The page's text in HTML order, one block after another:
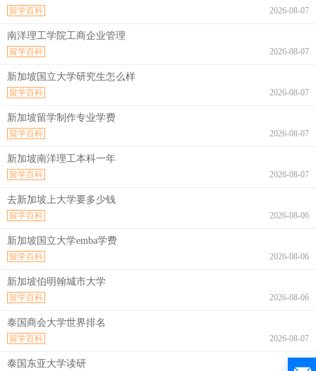
2026-08-07
留学百科
南洋理工学院工商企业管理
2026-08-07
留学百科
新加坡国立大学研究生怎么样
2026-08-07
留学百科
新加坡留学制作专业学费
2026-08-07
留学百科
新加坡南洋理工本科一年
2026-08-07
留学百科
去新加坡上大学要多少钱
2026-08-06
留学百科
新加坡国立大学emba学费
2026-08-06
留学百科
新加坡伯明翰城市大学
2026-08-06
留学百科
泰国商会大学世界排名
2026-08-07
留学百科
泰国东亚大学读研